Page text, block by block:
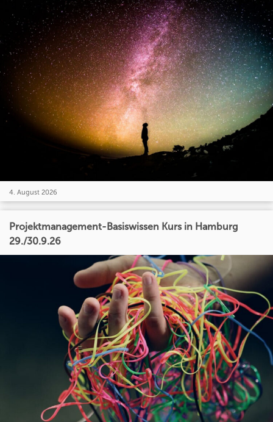
4. August 2026
Projektmanagement-Basiswissen Kurs in Hamburg
29./30.9.26